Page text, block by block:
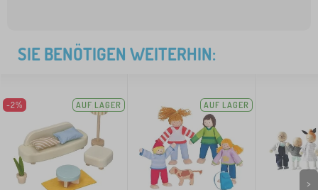
SIE BENÖTIGEN WEITERHIN:
-2% AUF LAGER AUF LAGER
>